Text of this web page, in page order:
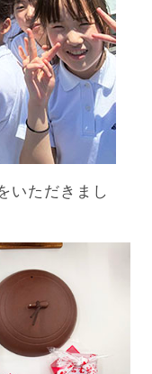
いただきまし